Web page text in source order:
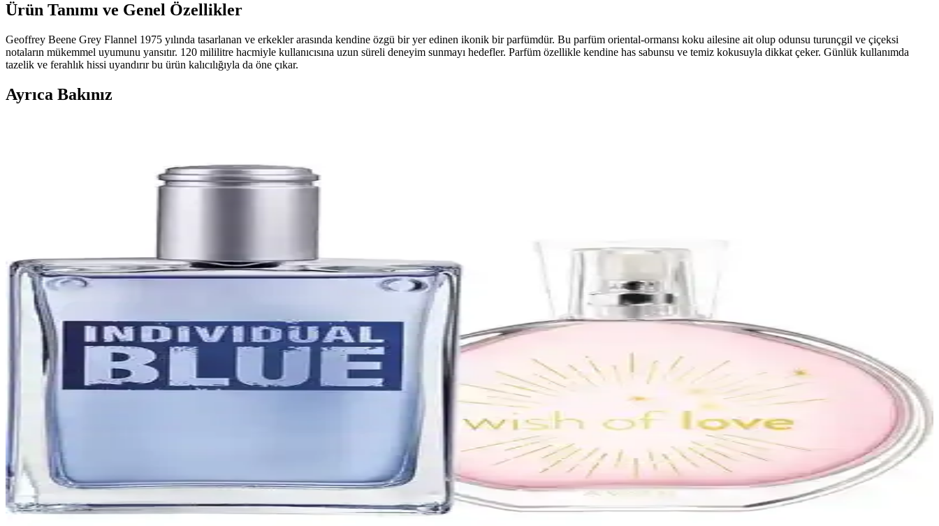
Ürün Tanımı ve Genel Özellikler
Geoffrey Beene Grey Flannel 1975 yılında tasarlanan ve erkekler arasında kendine özgü bir yer edinen ikonik bir parfümdür. Bu parfüm oriental-ormansı koku ailesine ait olup odunsu turunçgil ve çiçeksi
notaların mükemmel uyumunu yansıtır. 120 mililitre hacmiyle kullanıcısına uzun süreli deneyim sunmayı hedefler. Parfüm özellikle kendine has sabunsu ve temiz kokusuyla dikkat çeker. Günlük kullanımda
tazelik ve ferahlık hissi uyandırır bu ürün kalıcılığıyla da öne çıkar.
Ayrıca Bakınız
Calvin Klein'in modern erkekler için tasarladığı ferah ve odunsu parfüm, günlük ve ofis kullanımıyla öne çıkar, kalıcılığı ve tazelik hissiyle özgüven sağlar.
Erkek Parfümünde Kalıcılık ve Etkili Kullanım İpuçları
Modern ferah odunsu erkek parfümleri, hafif ve kalıcı yapılarıyla günlük ve özel kullanımlar için ideal. Doğal odun notalarıyla tazelik ve modernliği bir arada sunar.
Farmasi Gaucho Edp Erkek Parfümü Odunsu ve Ferah Aromasıyla Günlük Şıklık İçin Uygun
Farmasi Gaucho Edp erkek parfümü, odunsu ve ferah aromasıyla günlük kullanım için ideal, kalıcılığı 6-12 saat arasında değişen etkileyici bir parfümdür.
Aromatik Erkek Parfümleri: Doğal ve Çok Yönlü Kokuların Güncel Seçenekleri
Doğal ve ferah aromatik erkek parfümleri, her mevsim kullanılabilen, adaçayı ve vanilya notalarıyla enerji ve şıklık katan seçenekler sunar. Ekonomik alternatiflerle tarzınızı yansıtın.
Bargello Erkek Parfümleri: Uzun Süre Kalıcı ve Yüksek Kaliteli Kokuların Tercihi
Bargello erkek parfümleri, uzun süre kalıcı ve yüksek kaliteli aromalar sunar. Geniş ürün yelpazesiyle farklı tarzlara hitap eden markanın parfümleri, şıklık ve fonksiyonelliği bir arada sağlar.
Erkek Parfümünde Güçlü ve Kalıcı Koku Deneyimi İçin Doğru Seçim ve Kullanım İpuçları
Güçlü erkek parfümleri, odunsu ve baharatlı notalarla kalıcılığı artırır. Doğru uygulama ve saklama ipuçlarıyla etkileyici bir koku deneyimi sağlayın.
Avon İkili Parfüm Paketi Erkek ve Kadın İçin Ferah ve Kalıcı Kokular